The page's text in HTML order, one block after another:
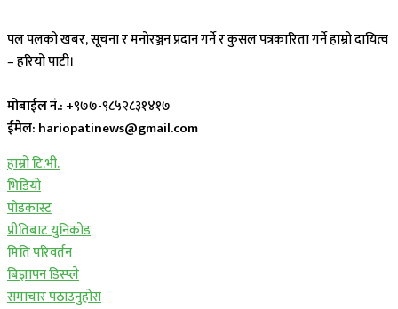
पल पलको खबर, सूचना र मनोरञ्जन प्रदान गर्ने र कुसल पत्रकारिता गर्ने हाम्रो दायित्व
– हरियो पाटी।
मोबाईल नं.: +९७७-९८५२८३१४१७
ईमेल: hariopatinews@gmail.com
हाम्रो टि.भी.
भिडियो
पोडकास्ट
प्रीतिबाट युनिकोड
मिति परिवर्तन
बिज्ञापन डिस्प्ले
समाचार पठाउनुहोस